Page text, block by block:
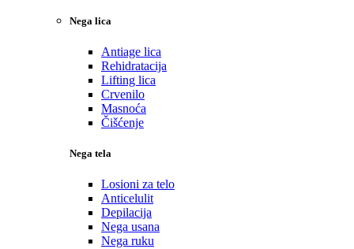
Nega lica
Antiage lica
Rehidratacija
Lifting lica
Crvenilo
Masnoća
Čišćenje
Nega tela
Losioni za telo
Anticelulit
Depilacija
Nega usana
Nega ruku